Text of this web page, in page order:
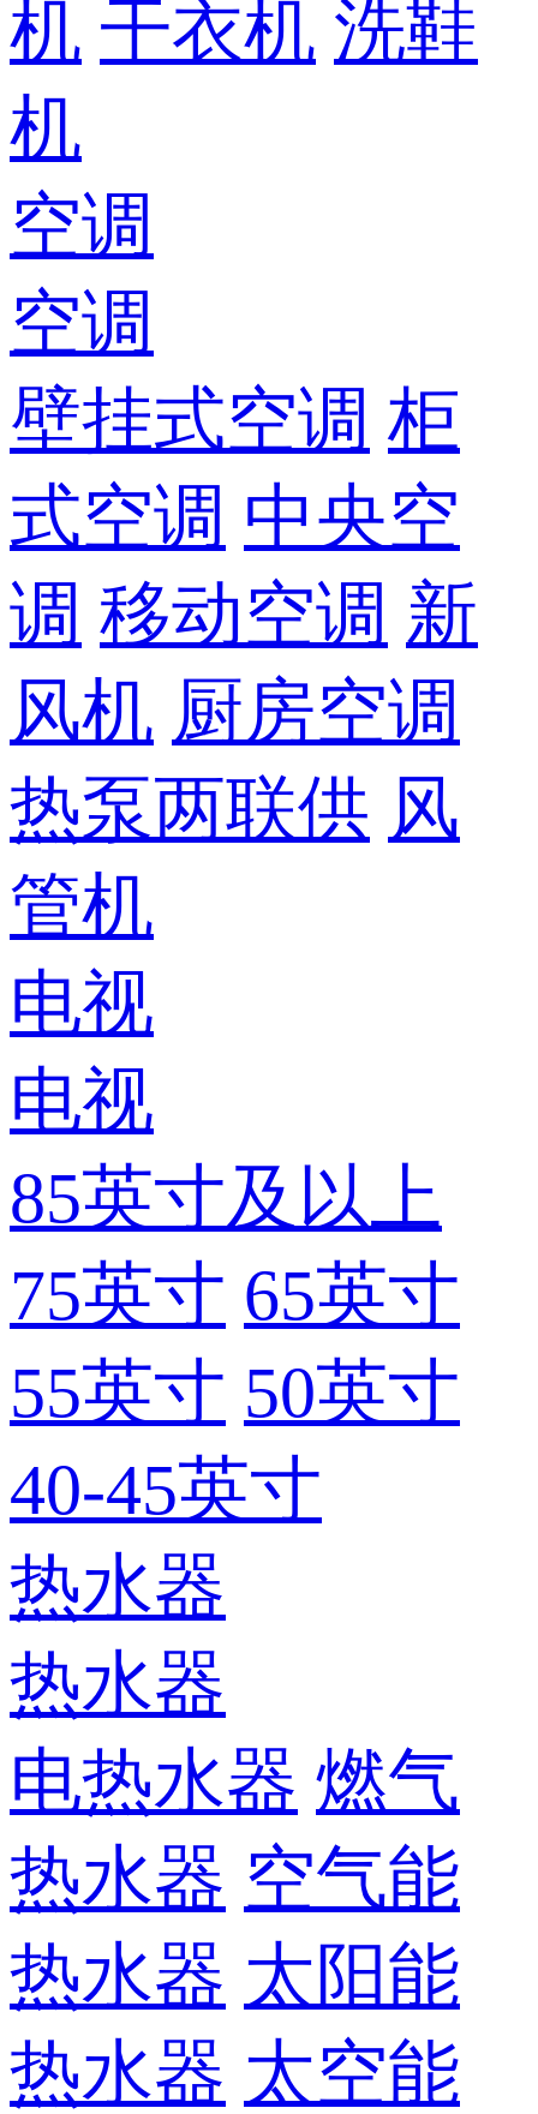
机 干衣机 洗鞋
机
空调
空调
壁挂式空调 柜
式空调 中央空
调 移动空调 新
风机 厨房空调
热泵两联供 风
管机
电视
电视
85英寸及以上
75英寸 65英寸
55英寸 50英寸
40-45英寸
热水器
热水器
电热水器 燃气
热水器 空气能
热水器 太阳能
热水器 太空能